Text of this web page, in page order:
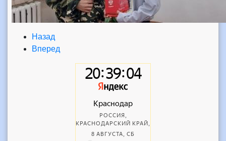
Назад
Вперед